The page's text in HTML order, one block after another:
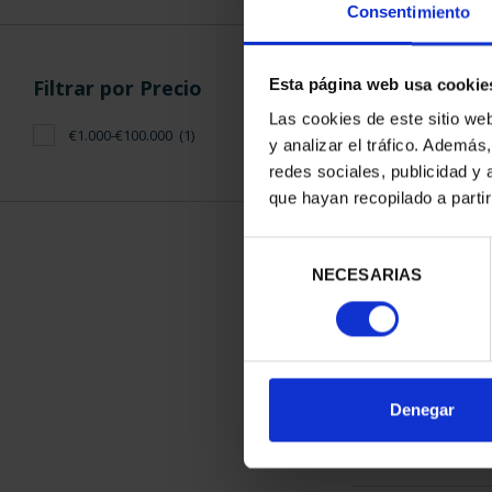
Consentimiento
Esta página web usa
Las cookies de este sitio
y analizar el tráfico.
redes sociales, publicidad y
que hayan recopilado a
consentimiento
NECESARIAS
Denegar
Filtrar por Precio
€1.000-€100.000 (1)
425 ANIV.
(2024)
ORDENAR POR: